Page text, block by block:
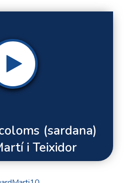
(sardana)
i Teixidor